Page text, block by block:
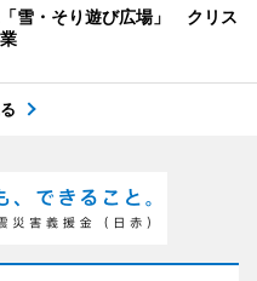
雪・そり遊び広場」 クリス